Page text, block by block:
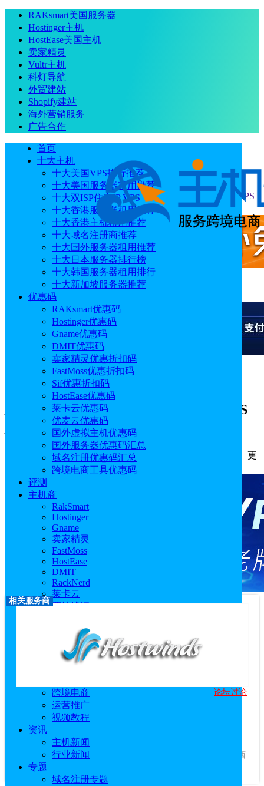
RAKsmart美国服务器
Hostinger主机
HostEase美国主机
卖家精灵
Vultr主机
科灯导航
外贸建站
Shopify建站
海外营销服务
广告合作
首页
十大主机
十大美国VPS排行推荐
十大美国服务器租用推荐
十大双ISP住宅IP VPS
十大香港服务器租用推荐
十大香港主机租用推荐
十大域名注册商推荐
十大国外服务器租用推荐
十大日本服务器排行榜
十大韩国服务器租用排行
十大新加坡服务器推荐
优惠码
RAKsmart优惠码
Hostinger优惠码
Gname优惠码
DMIT优惠码
卖家精灵优惠折扣码
FastMoss优惠折扣码
Sif优惠折扣码
HostEase优惠码
莱卡云优惠码
优麦云优惠码
国外虚拟主机优惠码
国外服务器优惠码汇总
域名注册优惠码汇总
跨境电商工具优惠码
评测
主机商
RakSmart
Hostinger
Gname
卖家精灵
FastMoss
HostEase
DMIT
RackNerd
莱卡云
西柚找词
恒创科技
主机教程
跨境电商
运营推广
视频教程
资讯
主机新闻
行业新闻
专题
域名注册专题
当前位置：首页 主机 建站VPS推荐Hostwinds Hostwinds VPS
建站怎么样
建站VPS推荐Hostwinds Hostwinds VPS
建站怎么样
作者: Aimee 分类:主机 发布时间: 2024.12.27 17:58:37
更
新于: 2025.05.07 12:52:00
相关服务商
Hostwinds 论坛讨论
WELCOME15
访问官网
服务商介绍： Hostwinds是知名主机商，Hostwinds美国云主机
VPS采用的是SSD硬盘，支持全球CDN加速功能，有达拉斯、西
雅图和阿姆斯特丹3...